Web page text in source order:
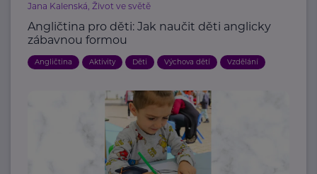
Jana Kalenská, Život ve světě
Angličtina pro děti: Jak naučit děti anglicky
zábavnou formou
Angličtina Aktivity Děti Výchova dětí Vzdělání